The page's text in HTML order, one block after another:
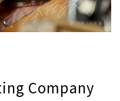
Company